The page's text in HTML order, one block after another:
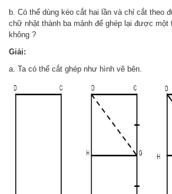
b. Có thể dùng kéo cắt hai lần và chỉ cắt theo
chữ nhật thành ba mảnh để ghép lại được
không ?
Giải:
a. Ta có thể cắt ghép như hình vẽ bên.